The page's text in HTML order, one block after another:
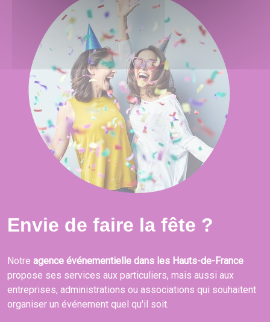
Envie de faire la fête ?
Notre agence événementielle dans les Hauts-de-France
propose ses services aux particuliers, mais aussi aux
entreprises, administrations ou associations qui souhaitent
organiser un événement quel qu'il soit.